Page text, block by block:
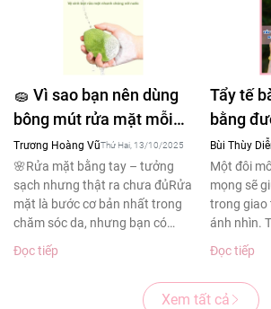
🧽 Vì sao bạn nên dùng
bông mút rửa mặt mỗi
ngày – Bí quyết làm
sạch sâu cho làn da
khỏe đẹp
Trương Hoàng VũThứ Hai, 13/10/2025
🌸Rửa mặt bằng tay – tưởng
sạch nhưng thật ra chưa đủRửa
mặt là bước cơ bản nhất trong
chăm sóc da, nhưng bạn có
biết?Theo...
Đọc tiếp
Tẩy tế
bằng
ong
thâm
Bùi Thùy
Một đôi
mọng sẽ
trong giao
ánh nhìn.
Đọc tiếp
Xem tất cả